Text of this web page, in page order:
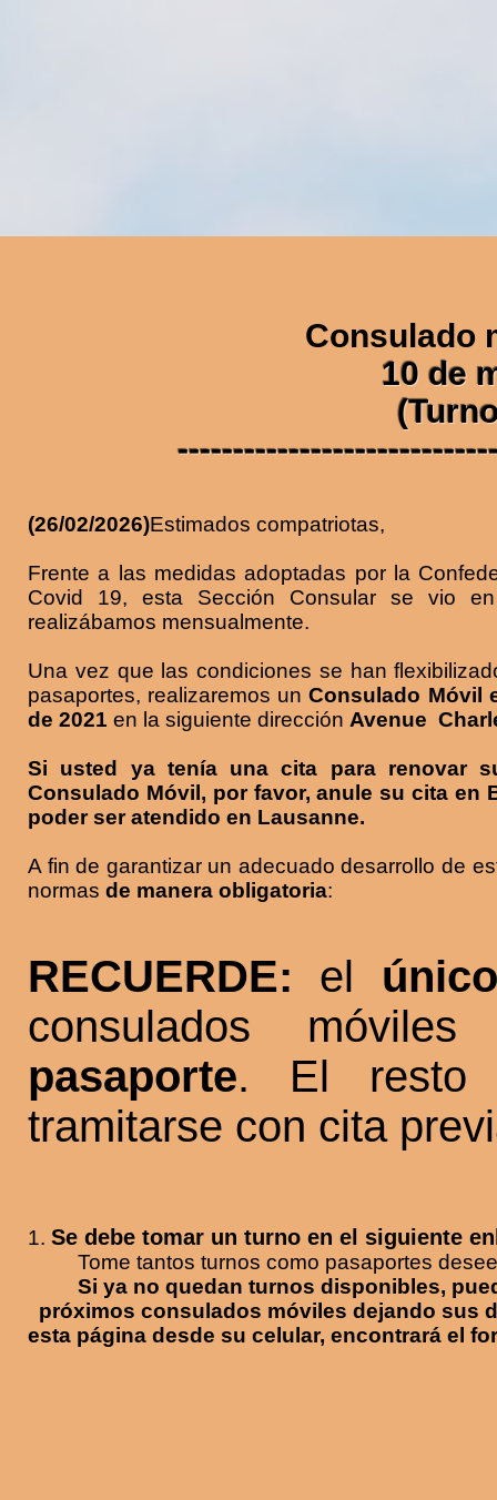
Consulado
10 de
(26/02/2026)Estimados compatriotas,
Frente a las medidas adoptadas por la
Covid 19, esta Sección Consular se vio
realizábamos mensualmente.
Una vez que las condiciones se han
pasaportes, realizaremos un Consulado Móvil
de 2021 en la siguiente dirección Avenue
Si usted ya tenía una cita para renovar
Consulado Móvil, por favor, anule su cita en
poder ser atendido en Lausanne.
A fin de garantizar un adecuado desarrollo de
normas de manera obligatoria:
RECUERDE: el
consulados
pasaporte. El resto
tramitarse con cita
1. Se debe tomar un turno en el siguiente
Tome tantos turnos como pasaportes desee
Si ya no quedan turnos
próximos consulados móviles dejando
esta página desde su celular, encontrará el